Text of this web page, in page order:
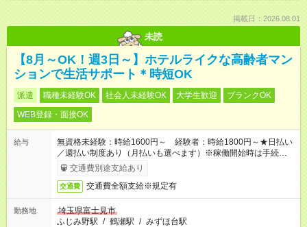
掲載日：2026.08.01
未読
【8月～OK！週3日～】ホテルライクな高齢者マン
ションで生活サポート＊時短OK
派遣 職種未経験OK 社会人未経験OK 大学生歓迎
ブランクOK
WEB登録・面接OK
給与
無資格未経験：時給1600円～ 経験者：時給1800円～★日払い
／週払い制度あり（月払いも選べます）※稼働開始時は手続き完
了次第のお支払いとなります。
交通費別途支給あり
交通費 交通費全額支給※規定有
勤務地
埼玉県富士見市
ふじみ野駅 / 鶴瀬駅 / みずほ台駅